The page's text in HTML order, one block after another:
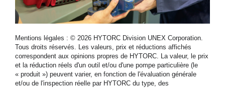
Mentions légales : © 2026 HYTORC Division UNEX Corporation.
Tous droits réservés. Les valeurs, prix et réductions affichés
correspondent aux opinions propres de HYTORC. La valeur, le prix
et la réduction réels d'un outil et/ou d'une pompe particulière (le
« produit ») peuvent varier, en fonction de l'évaluation générale
et/ou de l'inspection réelle par HYTORC du type, des